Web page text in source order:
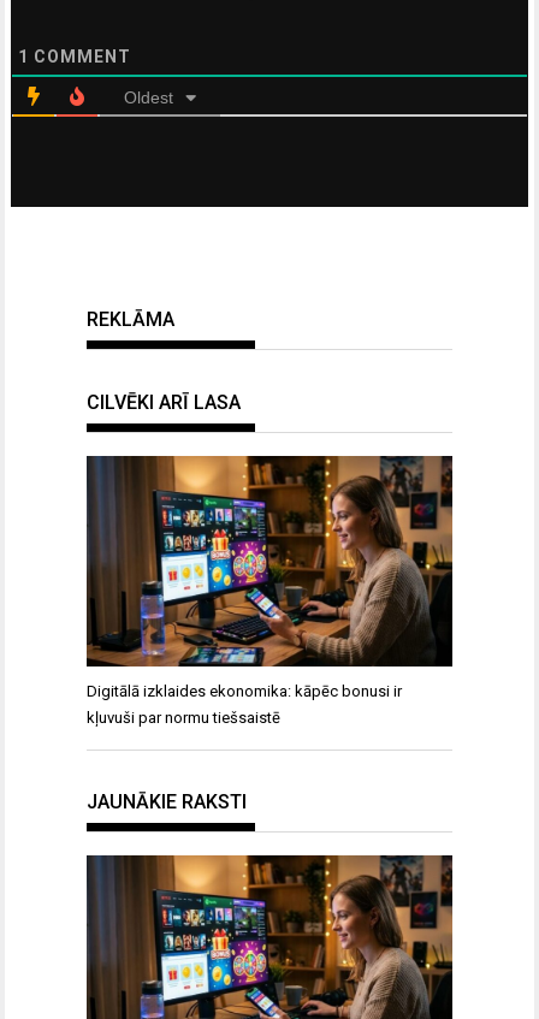
1 COMMENT
Oldest
REKLĀMA
CILVĒKI ARĪ LASA
Digitālā izklaides ekonomika: kāpēc bonusi ir
kļuvuši par normu tiešsaistē
JAUNĀKIE RAKSTI